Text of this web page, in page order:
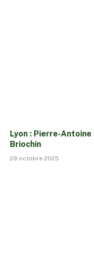
Lyon : Pierre-
Briochin
29 octobre 2025